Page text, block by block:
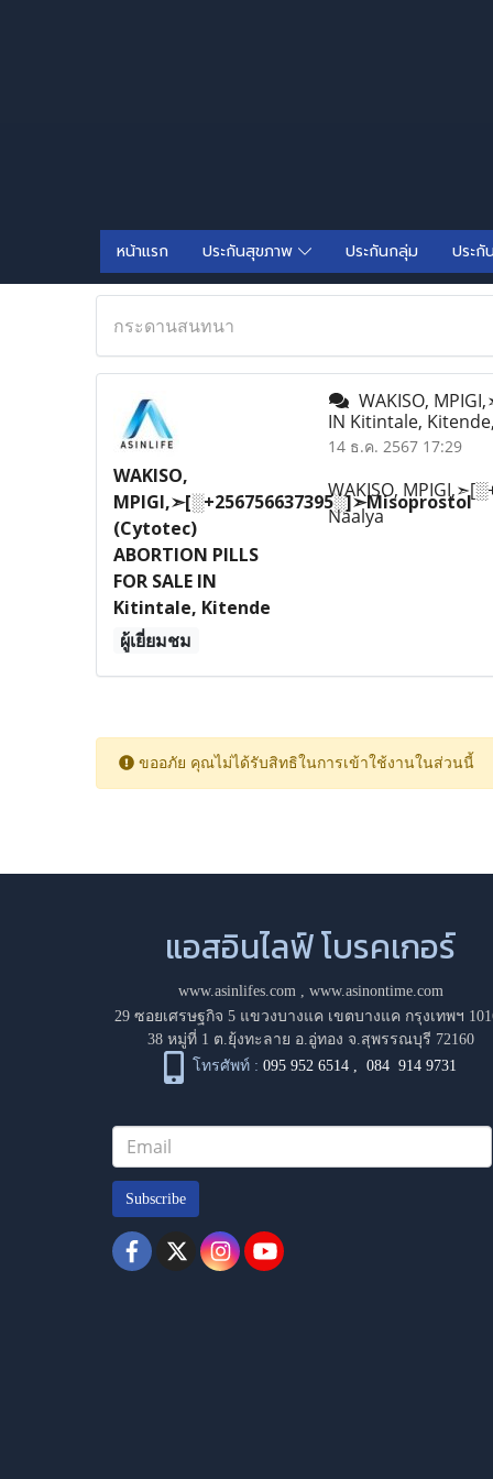
หน้าแรก ประกันสุขภาพ ประกันกลุ่ม ประ
กระดานสนทนา
WAKISO,
MPIGI,➣[░+256756637395░]➣Misoprostol
(Cytotec)
ABORTION PILLS
FOR SALE IN
Kitintale, Kitende
ผู้เยี่ยมชม
WAKISO,
IN Kitintale,
14 ธ.ค. 2567 17:29
WAKISO,
Naalya
ขออภัย คุณไม่ได้รับสิทธิในการเข้าใช้งานในส่วนนี้
แอสอินไลฟ์ โบรคเกอร์
www.asinlifes.com, www.asinontime.com
29 ซอยเศรษฐกิจ 5 แขวงบางแค เขตบางแค กรุงเทพฯ
38 หมู่ที่ 1 ต.ยุ้งทะลาย อ.อู่ทอง จ.สุพรรณบุรี 72160
โทรศัพท์ : 095 952 6514 ,084 914 9731
Subscribe